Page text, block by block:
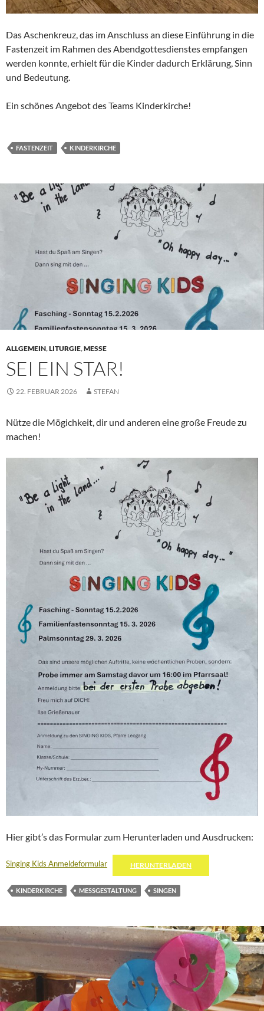
Das Aschenkreuz, das im Anschluss an diese Einführung in die
Fastenzeit im Rahmen des Abendgottesdienstes empfangen
werden konnte, erhielt für die Kinder dadurch Erklärung, Sinn
und Bedeutung.
Ein schönes Angebot des Teams Kinderkirche!
FASTENZEIT KINDERKIRCHE
ALLGEMEIN,LITURGIE,MESSE
SEI EIN STAR!
22. FEBRUAR 2026 STEFAN
Nütze die Mögichkeit, dir und anderen eine große Freude zu
machen!
Hier gibt’s das Formular zum Herunterladen und Ausdrucken:
Singing Kids Anmeldeformular HERUNTERLADEN
KINDERKIRCHE MESSGESTALTUNG SINGEN